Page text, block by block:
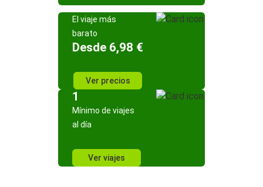
El viaje más
barato
Desde 6,98 €
Ver precios
1
Mínimo de viajes
al día
Ver viajes